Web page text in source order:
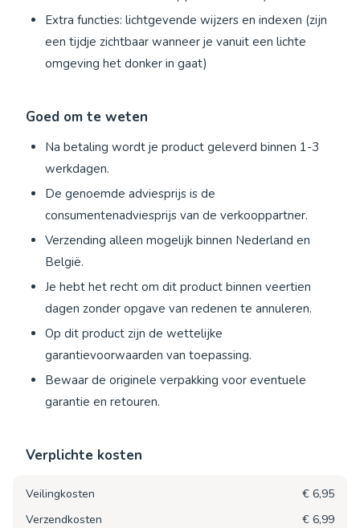
Extra functies: lichtgevende wijzers en indexen (zijn
een tijdje zichtbaar wanneer je vanuit een lichte
omgeving het donker in gaat)
Goed om te weten
Na betaling wordt je product geleverd binnen 1-3
werkdagen.
De genoemde adviesprijs is de
consumentenadviesprijs van de verkooppartner.
Verzending alleen mogelijk binnen Nederland en
België.
Je hebt het recht om dit product binnen veertien
dagen zonder opgave van redenen te annuleren.
Op dit product zijn de wettelijke
garantievoorwaarden van toepassing.
Bewaar de originele verpakking voor eventuele
garantie en retouren.
Verplichte kosten
Veilingkosten
€ 6,95
Verzendkosten
€ 6,99